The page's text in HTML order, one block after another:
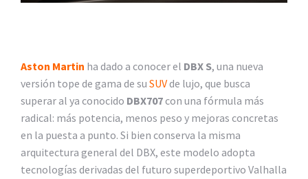
Aston Martin ha dado a conocer el DBX S, una nueva
versión tope de gama de su SUVde lujo, que busca
superar al ya conocido DBX707con una fórmula más
radical: más potencia, menos peso y mejoras concretas
en la puesta a punto. Si bien conserva la misma
arquitectura general del DBX, este modelo adopta
tecnologías derivadas del futuro superdeportivo Valhalla